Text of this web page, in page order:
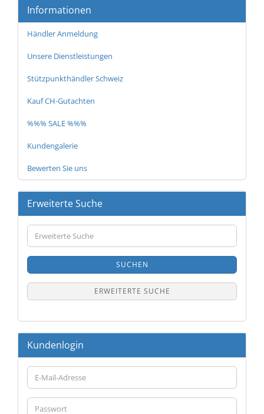
Informationen
Händler Anmeldung
Unsere Dienstleistungen
Stützpunkthändler Schweiz
Kauf CH-Gutachten
%%% SALE %%%
Kundengalerie
Bewerten Sie uns
Erweiterte Suche
Erweiterte
Suche
SUCHEN
ERWEITERTE SUCHE
Kundenlogin
E-
Mail-
Adresse
Passwort